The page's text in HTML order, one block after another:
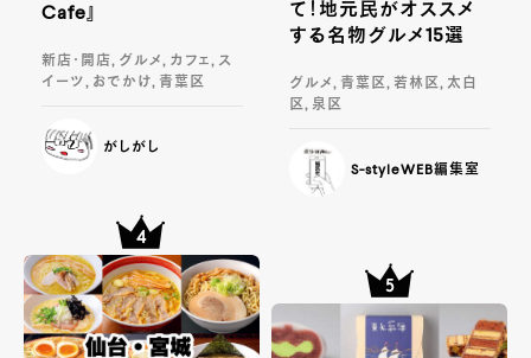
Cafe』
新店・開店, グルメ, カフェ, ス
イーツ, おでかけ, 青葉区
がしがし
て！地元民がオススメ
する名物グルメ15選
グルメ, 青葉区, 若林区, 太白
区, 泉区
S-styleWEB編集室